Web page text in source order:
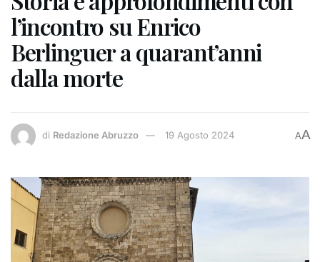
l’incontro su Enrico
Berlinguer a quarant’anni
dalla morte
di Redazione Abruzzo 19 Agosto 2024 AA